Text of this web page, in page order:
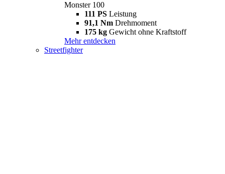
Monster 100
111 PS Leistung
91,1 Nm Drehmoment
175 kg Gewicht ohne Kraftstoff
Mehr entdecken
Streetfighter